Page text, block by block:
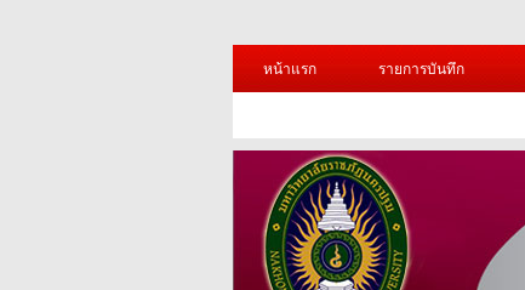
หน้าแรก
รายการบันทึก